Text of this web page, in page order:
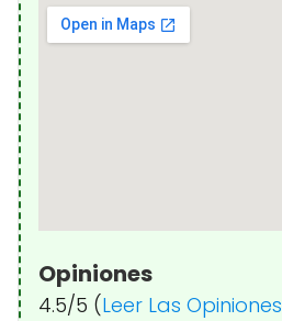
Opiniones
4.5/5 (Leer Las Opiniones